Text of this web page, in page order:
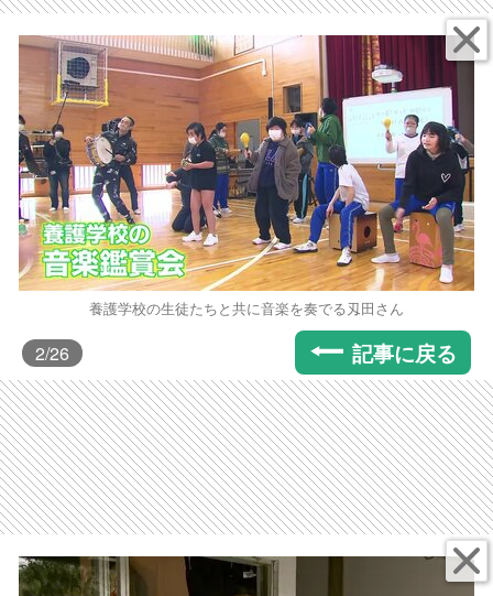
養護学校の生徒たちと共に音楽を奏でる刄田さん
2/26 記事に戻る